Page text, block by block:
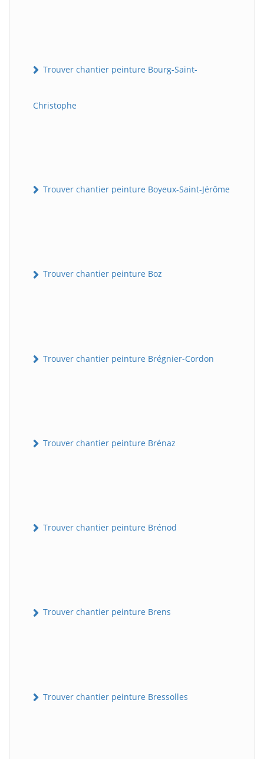
Trouver chantier peinture Bourg-Saint-
Christophe
Trouver chantier peinture Boyeux-Saint-Jérôme
Trouver chantier peinture Boz
Trouver chantier peinture Brégnier-Cordon
Trouver chantier peinture Brénaz
Trouver chantier peinture Brénod
Trouver chantier peinture Brens
Trouver chantier peinture Bressolles